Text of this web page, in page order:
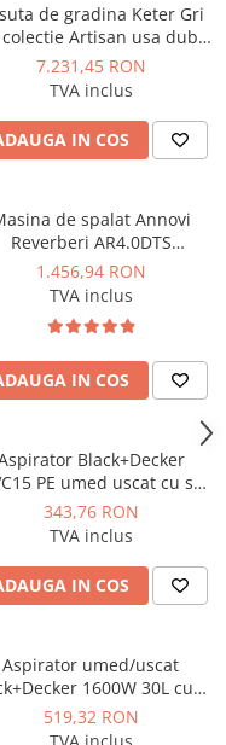
de gradina Keter Gri
Artisan usa dubla
ferestre ventilatie
7.231,45 RON
TVA inclus
IN COS
de spalat Annovi
Reverberi AR4.0DTS
cu 2 motoare
2500W 150bar 810l/h
1.456,94 RON
TVA inclus
IN COS
Black+Decker
PE umed uscat cu sac
1200W 15L
343,76 RON
TVA inclus
IN COS
Aspirator umed/uscat
1600W 30L cuva
inox - BXVC30XDE
519,32 RON
TVA inclus